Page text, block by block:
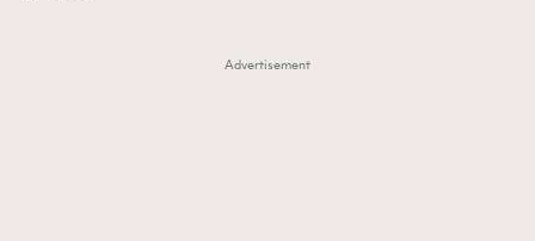
Advertisement